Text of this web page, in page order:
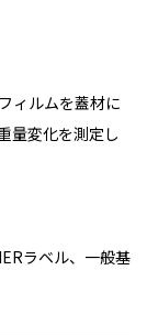
ィルムを蓋材に
量変化を測定し
ラベル、一般基